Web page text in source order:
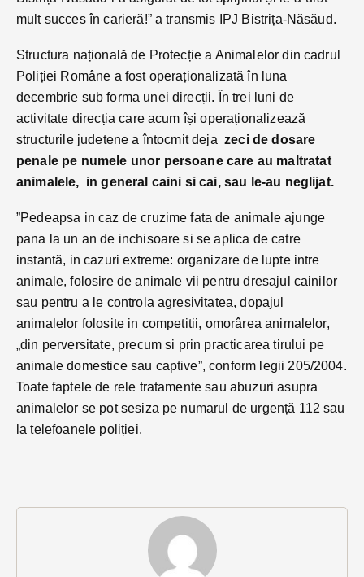
mult succes în carieră!” a transmis IPJ Bistrița-Năsăud.
Structura națională de Protecție a Animalelor din cadrul
Poliției Române a fost operaționalizată în luna
decembrie sub forma unei direcții. În trei luni de
activitate direcția care acum își operaționalizează
structurile judetene a întocmit deja zeci de dosare
penale pe numele unor persoane care au maltratat
animalele, in general caini si cai, sau le-au neglijat.
”Pedeapsa in caz de cruzime fata de animale ajunge
pana la un an de inchisoare si se aplica de catre
instantă, in cazuri extreme: organizare de lupte intre
animale, folosire de animale vii pentru dresajul cainilor
sau pentru a le controla agresivitatea, dopajul
animalelor folosite in competitii, omorârea animalelor,
„din perversitate, precum si prin practicarea tirului pe
animale domestice sau captive”, conform legii 205/2004.
Toate faptele de rele tratamente sau abuzuri asupra
animalelor se pot sesiza pe numarul de urgență 112 sau
la telefoanele poliției.